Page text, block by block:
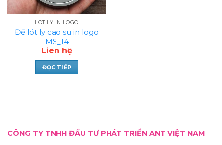
LÓT LY IN LOGO
Đế lót ly cao su in logo
MS_14
Liên hệ
ĐỌC TIẾP
CÔNG TY TNHH ĐẦU TƯ PHÁT TRIỂN ANT VIỆT NAM